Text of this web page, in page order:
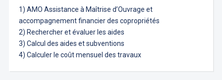
1) AMO Assistance à Maîtrise d’Ouvrage et
accompagnement financier des copropriétés
2) Rechercher et évaluer les aides
3) Calcul des aides et subventions
4) Calculer le coût mensuel des travaux